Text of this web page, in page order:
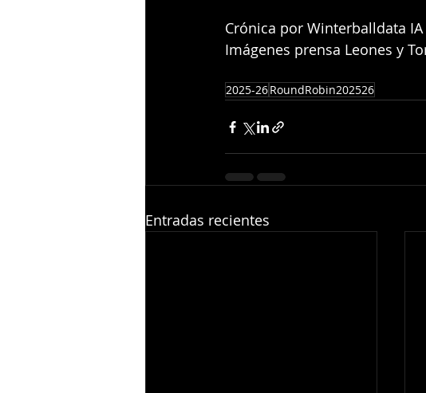
Crónica por Winterballdata IA
Imágenes prensa Leones y
2025-26RoundRobin202526
Entradas recientes